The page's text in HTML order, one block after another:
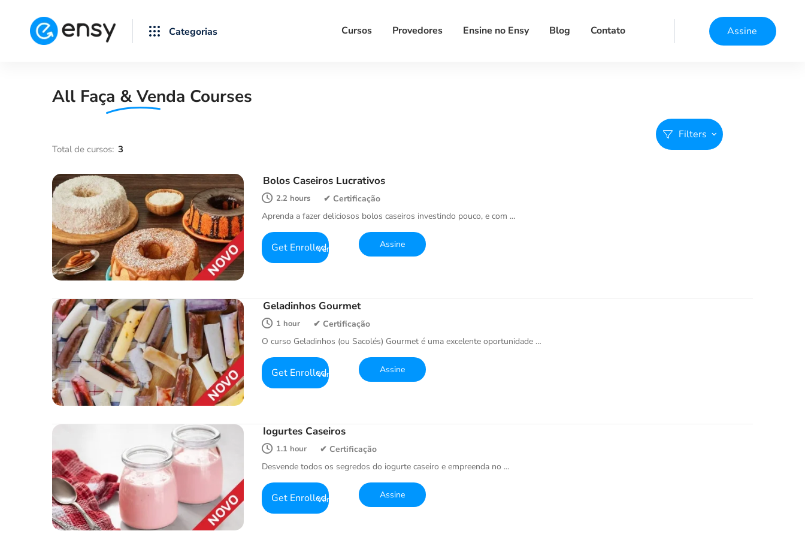
Cursos Provedores Ensine no Ensy Blog Contato Assine
All Faça & Venda Courses
Filters
Bolos Caseiros Lucrativos
2.2 hours
Aprenda a fazer deliciosos bolos caseiros investindo pouco, e com …
Get Enrolled
Geladinhos Gourmet
1 hour
O curso Geladinhos (ou Sacolés) Gourmet é uma excelente oportunidade …
Get Enrolled
Iogurtes Caseiros
1.1 hour
Desvende todos os segredos do iogurte caseiro e empreenda no …
Get Enrolled